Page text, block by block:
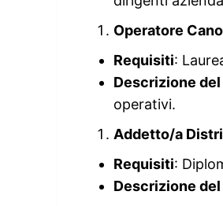
Operatore
Requisiti:
Descrizione
operativi.
Addetto/a
Requisiti:
Descrizione